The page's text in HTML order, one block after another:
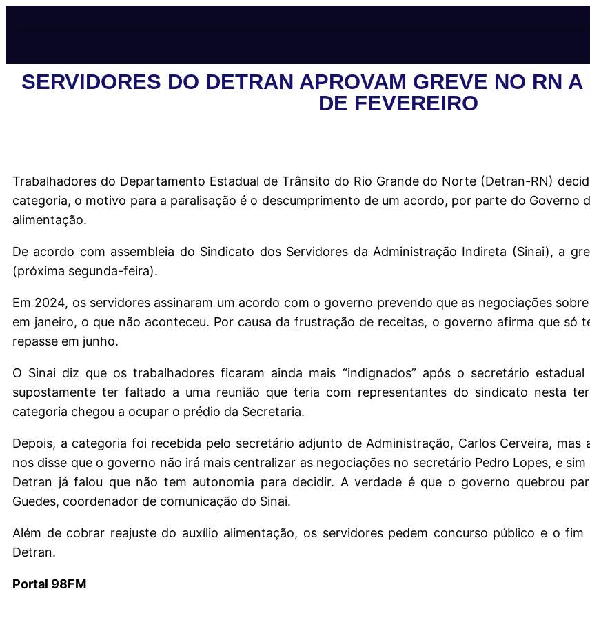
SERVIDORES DO DETRAN APROVAM GREVE NO RN
DE FEVEREIRO
Trabalhadores do Departamento Estadual de Trânsito do Rio Grande do Norte (Detran-RN)
categoria, o motivo para a paralisação é o descumprimento de um acordo, por parte do Governo
alimentação.
De acordo com assembleia do Sindicato dos Servidores da Administração Indireta (Sinai), a
(próxima segunda-feira).
Em 2024, os servidores assinaram um acordo com o governo prevendo que as negociações
em janeiro, o que não aconteceu. Por causa da frustração de receitas, o governo afirma que só
repasse em junho.
O Sinai diz que os trabalhadores ficaram ainda mais “indignados” após o secretário
supostamente ter faltado a uma reunião que teria com representantes do sindicato nesta
categoria chegou a ocupar o prédio da Secretaria.
Depois, a categoria foi recebida pelo secretário adjunto de Administração, Carlos Cerveira, mas
nos disse que o governo não irá mais centralizar as negociações no secretário Pedro Lopes, e
Detran já falou que não tem autonomia para decidir. A verdade é que o governo quebrou
Guedes, coordenador de comunicação do Sinai.
Além de cobrar reajuste do auxílio alimentação, os servidores pedem concurso público e o
Detran.
Portal 98FM